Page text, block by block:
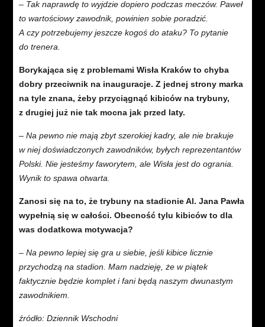
– Tak naprawdę to wyjdzie dopiero podczas meczów. Paweł
to wartościowy zawodnik, powinien sobie poradzić.
A czy potrzebujemy jeszcze kogoś do ataku? To pytanie
do trenera.
Borykająca się z problemami Wisła Kraków to chyba
dobry przeciwnik na inauguracje. Z jednej strony marka
na tyle znana, żeby przyciągnąć kibiców na trybuny,
z drugiej już nie tak mocna jak przed laty.
– Na pewno nie mają zbyt szerokiej kadry, ale nie brakuje
w niej doświadczonych zawodników, byłych reprezentantów
Polski. Nie jesteśmy faworytem, ale Wisła jest do ogrania.
Wynik to spawa otwarta.
Zanosi się na to, że trybuny na stadionie Al. Jana Pawła
wypełnią się w całości. Obecność tylu kibiców to dla
was dodatkowa motywacja?
– Na pewno lepiej się gra u siebie, jeśli kibice licznie
przychodzą na stadion. Mam nadzieję, że w piątek
faktycznie będzie komplet i fani będą naszym dwunastym
zawodnikiem.
źródło: Dziennik Wschodni